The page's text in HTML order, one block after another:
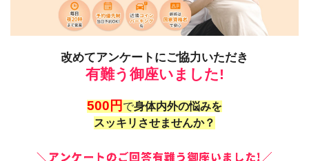
改めてアンケートにご協力いただき
有難う御座いました!
500円 で身体内外の悩みを
スッキリさせませんか？